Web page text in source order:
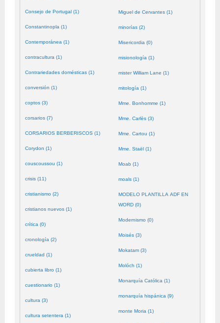
Consejo de Portugal (1)
Constantinopla (1)
Contemporánea (1)
contracultura (1)
Contrariedades domésticas (1)
conversión (1)
coptos (3)
corsarios (7)
CORSARIOS BERBERISCOS (1)
Corydon (1)
couscoussou (1)
crisis (11)
cristianismo (2)
cristianos nuevos (1)
crítica (0)
cronología (2)
crueldad (1)
cubierta libro (1)
cuestionario (1)
cultura (3)
cultura setentera (1)
Miguel de Cervantes (1)
minorías (2)
Misericordia (0)
misionología (1)
mister William Lane (1)
mitología (1)
Mme. Bonhomme (1)
Mme. Carlès (3)
Mme. Cartou (1)
Mme. Staël (1)
Moab (1)
moals (1)
MODELO PLANTILLA ADF EN
WORD (0)
Modernismo (0)
Moisés (3)
Mokatam (3)
Molóch (1)
Monarquía Católica (1)
monarquía hispánica (9)
monte Moria (1)